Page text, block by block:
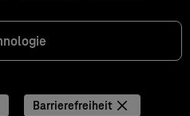
Barrierefreiheit